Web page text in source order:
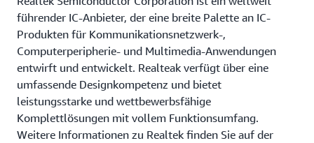
führender IC-Anbieter, der eine breite Palette an IC-
Produkten für Kommunikationsnetzwerk-,
Computerperipherie- und Multimedia-Anwendungen
entwirft und entwickelt. Realteak verfügt über eine
umfassende Designkompetenz und bietet
leistungsstarke und wettbewerbsfähige
Komplettlösungen mit vollem Funktionsumfang.
Weitere Informationen zu Realtek finden Sie auf der